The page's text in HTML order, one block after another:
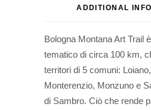
ADDITIONAL
Bologna Montana Art Trail
tematico di circa 100 km,
territori di 5 comuni:
Monterenzio, Monzuno e
di Sambro. Ciò che rende